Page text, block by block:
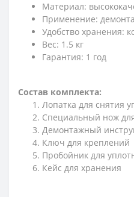
Материал:
Применение:
Удобство хранения:
Вес: 1.5 кг
Гарантия: 1 год
Состав комплекта:
Лопатка для снятия
Специальный нож
Демонтажный
Ключ для креплений
Пробойник для
Кейс для хранения